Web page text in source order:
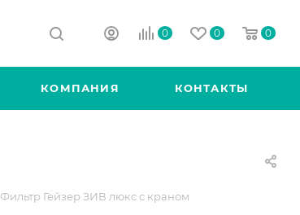
0 0 0
КОМПАНИЯ КОНТАКТЫ
Фильтр Гейзер ЗИВ люкс с краном